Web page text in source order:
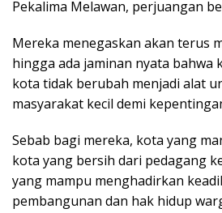
Pekalima Melawan, perjuangan
Mereka menegaskan akan terus
hingga ada jaminan nyata bahwa
kota tidak berubah menjadi alat
masyarakat kecil demi
Sebab bagi mereka, kota yang
kota yang bersih dari pedagang
yang mampu menghadirkan
pembangunan dan hak hidup